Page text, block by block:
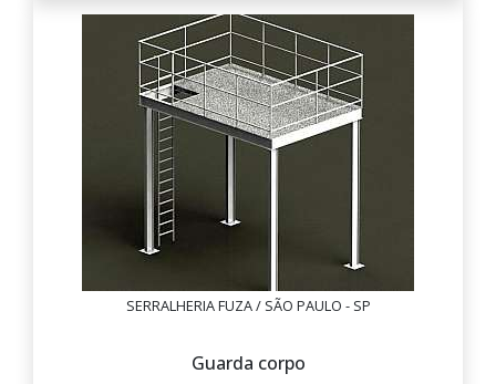
SERRALHERIA FUZA / SÃO PAULO - SP
Guarda corpo